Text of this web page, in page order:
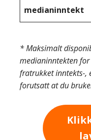
medianinntekt
* Maksimalt
medianinntekten
fratrukket inntekts-,
forutsatt at du